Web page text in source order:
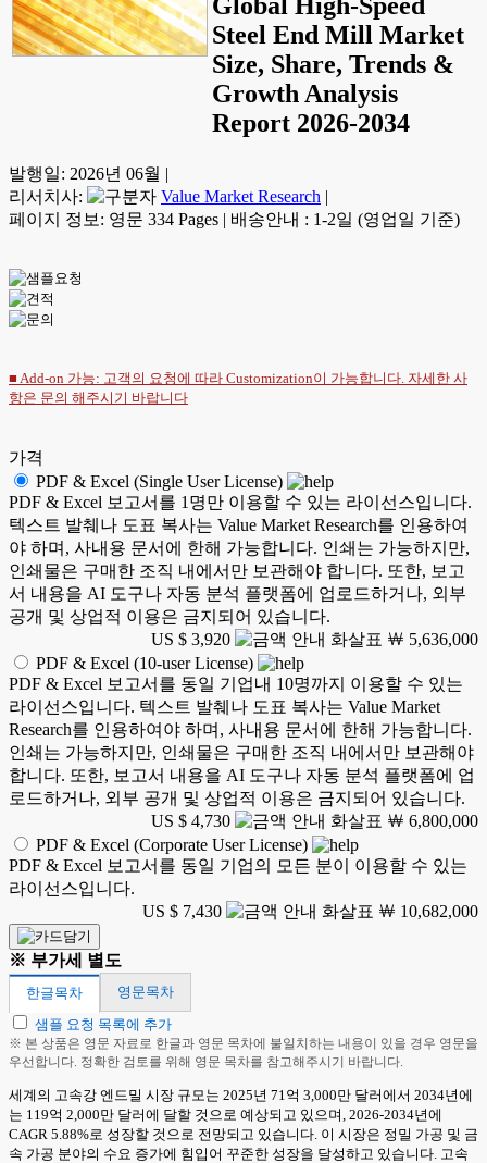
Steel End Mill Market
Size, Share, Trends &
Growth Analysis
Report 2026-2034
발행일: 2026년 06월 |
리서치사:
Value Market Research |
페이지 정보: 영문 334 Pages | 배송안내 : 1-2일 (영업일 기준)
■ Add-on 가능: 고객의 요청에 따라 Customization이 가능합니다. 자세한 사
항은 문의 해주시기 바랍니다
가격
PDF & Excel (Single User License)
PDF & Excel 보고서를 1명만 이용할 수 있는 라이선스입니다.
텍스트 발췌나 도표 복사는 Value Market Research를 인용하여
야 하며, 사내용 문서에 한해 가능합니다. 인쇄는 가능하지만,
인쇄물은 구매한 조직 내에서만 보관해야 합니다. 또한, 보고
서 내용을 AI 도구나 자동 분석 플랫폼에 업로드하거나, 외부
공개 및 상업적 이용은 금지되어 있습니다.
US $ 3,920
￦ 5,636,000
PDF & Excel (10-user License)
PDF & Excel 보고서를 동일 기업내 10명까지 이용할 수 있는
라이선스입니다. 텍스트 발췌나 도표 복사는 Value Market
Research를 인용하여야 하며, 사내용 문서에 한해 가능합니다.
인쇄는 가능하지만, 인쇄물은 구매한 조직 내에서만 보관해야
합니다. 또한, 보고서 내용을 AI 도구나 자동 분석 플랫폼에 업
로드하거나, 외부 공개 및 상업적 이용은 금지되어 있습니다.
US $ 4,730
￦ 6,800,000
PDF & Excel (Corporate User License)
PDF & Excel 보고서를 동일 기업의 모든 분이 이용할 수 있는
라이선스입니다.
US $ 7,430
￦ 10,682,000
※ 부가세 별도
한글목차
영문목차
샘플 요청 목록에 추가
※ 본 상품은 영문 자료로 한글과 영문 목차에 불일치하는 내용이 있을 경우 영문을
우선합니다. 정확한 검토를 위해 영문 목차를 참고해주시기 바랍니다.
세계의 고속강 엔드밀 시장 규모는 2025년 71억 3,000만 달러에서 2034년에
는 119억 2,000만 달러에 달할 것으로 예상되고 있으며, 2026-2034년에
CAGR 5.88%로 성장할 것으로 전망되고 있습니다. 이 시장은 정밀 가공 및 금
속 가공 분야의 수요 증가에 힘입어 꾸준한 성장을 달성하고 있습니다. 고속